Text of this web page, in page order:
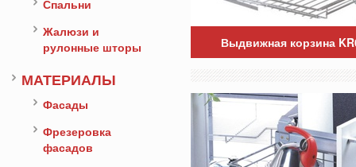
Спальни
Жалюзи и
рулонные шторы
МАТЕРИАЛЫ
Фасады
Фрезеровка
фасадов
Выдвижная корзина